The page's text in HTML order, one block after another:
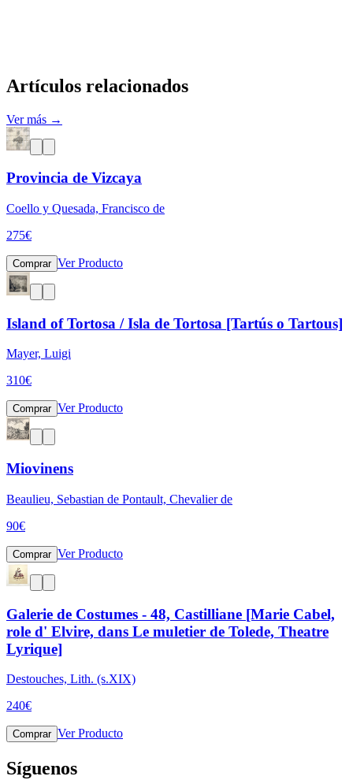
Artículos relacionados
Ver más →
Provincia de Vizcaya
Coello y Quesada, Francisco de
275€
Comprar Ver Producto
Island of Tortosa / Isla de Tortosa [Tartús o Tartous]
Mayer, Luigi
310€
Comprar Ver Producto
Miovinens
Beaulieu, Sebastian de Pontault, Chevalier de
90€
Comprar Ver Producto
Galerie de Costumes - 48, Castilliane [Marie Cabel,
role d' Elvire, dans Le muletier de Tolede, Theatre
Lyrique]
Destouches, Lith. (s.XIX)
240€
Comprar Ver Producto
Síguenos